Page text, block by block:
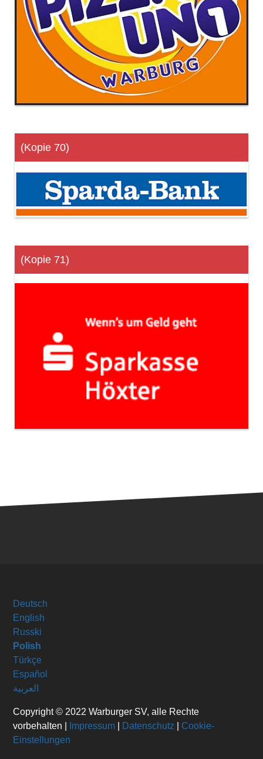
(Kopie 70)
(Kopie 71)
Deutsch
English
Russki
Polish
Türkçe
Español
العربية
Copyright © 2022 Warburger SV, alle Rechte
vorbehalten |
Impressum Datenschutz
Cookie-
Einstellungen